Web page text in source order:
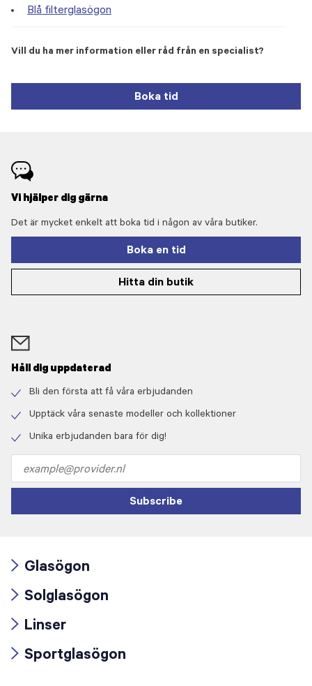
Blå filterglasögon
Vill du ha mer information eller råd från en specialist?
Boka tid
Vi hjälper dig gärna
Det är mycket enkelt att boka tid i någon av våra butiker.
Boka en tid
Hitta din butik
Håll dig uppdaterad
icon
Bli den första att få våra erbjudanden
icon
Upptäck våra senaste modeller och kollektioner
Unika erbjudanden bara för dig!
address
Subscribe
icon
Glasögon
icon
Solglasögon
icon
Linser
Sportglasögon